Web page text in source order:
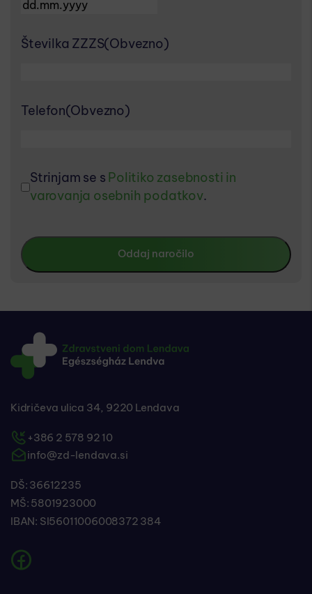
DD dot MM dot YYYY
Številka ZZZS(Obvezno)
Telefon(Obvezno)
Strinjam se s Politiko zasebnosti in
varovanja osebnih podatkov.
Kidričeva ulica 34, 9220 Lendava
+386 2 578 92 10
info@zd-lendava.si
DŠ: 36612235
MŠ: 5801923000
IBAN: SI56011006008372 384